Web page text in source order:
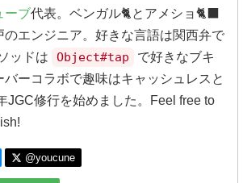
ーブ代表。ベンガル🐈とアメショ🐈‍⬛
のエンジニア。好きな言語は関西弁で
ッドは
Object#tap
で好きなブキ
バーコラボで趣味はキャッシュレスと
JGC修行を始めました。Feel free to
@youcune